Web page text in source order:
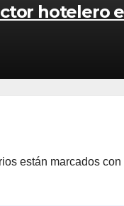
hotelero
están marcados con